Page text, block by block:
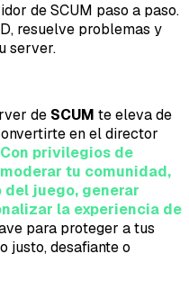
de SCUM paso a paso.
resuelve problemas y
server.
de SCUM te eleva de
en el director
Con privilegios de
tu comunidad,
juego, generar
la experiencia de
para proteger a tus
justo, desafiante o